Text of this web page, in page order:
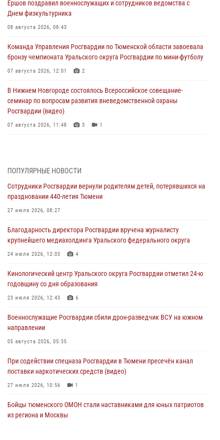
Ершов поздравил военнослужащих и сотрудников ведомства с
Днем физкультурника
08 августа 2026, 08:43
Команда Управления Росгвардии по Тюменской области завоевала
бронзу чемпионата Уральского округа Росгвардии по мини-футболу
07 августа 2026, 12:01 2
В Нижнем Новгороде состоялось Всероссийское совещание-
семинар по вопросам развития вневедомственной охраны
Росгвардии (видео)
07 августа 2026, 11:48 3 1
07 августа 2026, 10:57 5
Память военнослужащих, погибших в разные годы при исполнении
воинского долга, почтили в кинологическом центре Уральского
округа Росгвардии
Росгвардейцы в Тюменской области знакомят детей со своей
службой и напоминают о мерах безопасности
Росгвардейцы приняли участие в фотопроекте «Прогуляемся по
Тюменской области» в рамках акции «Храним огонь Победы»
Росгвардейцы в Тюменской области почтили память генерала
армии Ивана Кирилловича Яковлева
ПОПУЛЯРНЫЕ НОВОСТИ
Сотрудники Росгвардии вернули родителям детей, потерявшихся на
праздновании 440-летия Тюмени
27 июля 2026, 08:27
Благодарность директора Росгвардии вручена журналисту
крупнейшего медиахолдинга Уральского федерального округа
24 июля 2026, 12:03 4
Кинологический центр Уральского округа Росгвардии отметил 24-ю
годовщину со дня образования
23 июля 2026, 12:43 6
Военнослужащие Росгвардии сбили дрон-разведчик ВСУ на южном
направлении
05 августа 2026, 05:35
При содействии спецназа Росгвардии в Тюмени пресечён канал
поставки наркотических средств (видео)
27 июля 2026, 10:56 1
Бойцы тюменского ОМОН стали наставниками для юных патриотов
из региона и Москвы